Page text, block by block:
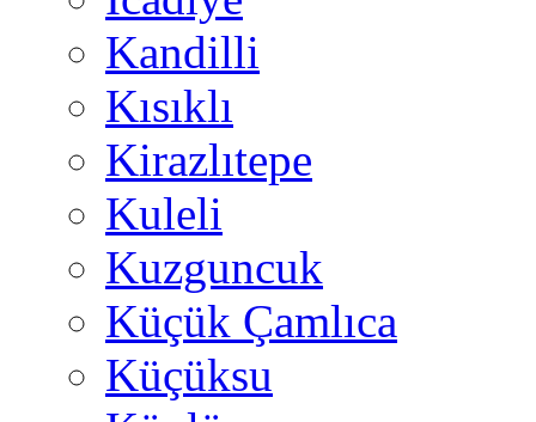
Kandilli
Kısıklı
Kirazlıtepe
Kuleli
Kuzguncuk
Küçük Çamlıca
Küçüksu